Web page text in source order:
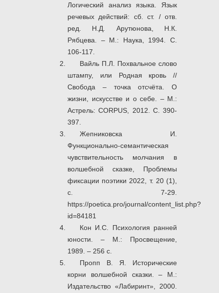
Логический анализ языка. Язык
речевых действий: сб. cт. / отв.
ред. Н.Д. Арутюнова, Н.К.
Рябцева. – М.: Наука, 1994. С.
106-117.
Вайль П.Л. Похвальное слово
штампу, или Родная кровь //
Свобода – точка отсчёта. О
жизни, искусстве и о себе. – М.:
Астрель: CORPUS, 2012. С. 390-
397.
Жепниковска И.
Функционально-семантическая
чувствительность молчания в
волшебной сказке, Проблемы
фиксации поэтики 2022, т. 20 (1),
с. 7-29.
https://poetica.pro/journal/content_list.php?
id=84181
Кон И.С. Психология ранней
юности. – М.: Просвещение,
1989. – 256 с.
Пропп В. Я. Исторические
корни волшебной сказки. – М.:
Издательство «Лабиринт», 2000.